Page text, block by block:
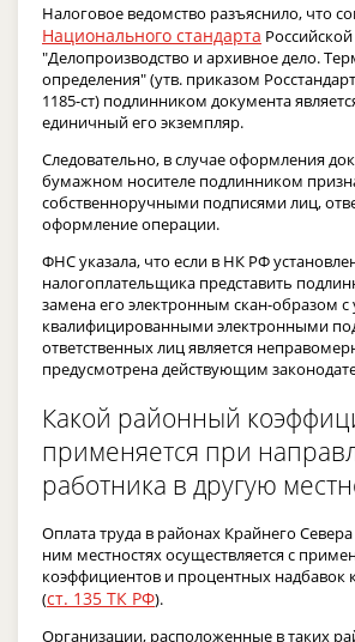
Налоговое ведомство разъяснило, что
Национального стандарта
"Делопроизводство и архивное дело.
определения" (утв. приказом
1185-ст) подлинником документа
единичный его экземпляр.
Следовательно, в случае оформления
бумажном носителе подлинником
собственноручными подписями лиц,
оформление операции.
ФНС указала, что если в НК РФ
налогоплательщика представить
замена его электронным скан-образом
квалифицированными электронными
ответственных лиц является
предусмотрена действующим
Какой районный
применяется при
работника в другую
Оплата труда в районах Крайнего
ним местностях осуществляется с
коэффициентов и процентных надбавок
(ст. 135 ТК РФ).
Организации, расположенные в таких